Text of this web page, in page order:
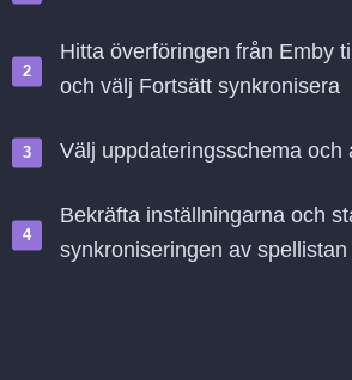
Hitta överföringen från Emby
och välj Fortsätt synkronisera
Välj uppdateringsschema och
Bekräfta inställningarna och
synkroniseringen av spellistan